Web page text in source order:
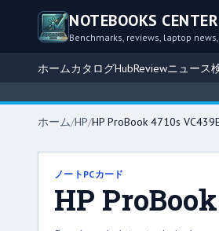
NOTEBOOKS CENTER
Benchmarks, reviews, laptop
ホームカタログHubReviewニュース
ホーム/HP/HP ProBook 4710s
ノートPCカード
HP